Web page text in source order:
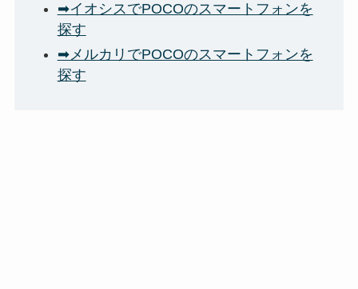
➡イオシスでPOCOのスマートフォンを
探す
➡メルカリでPOCOのスマートフォンを
探す